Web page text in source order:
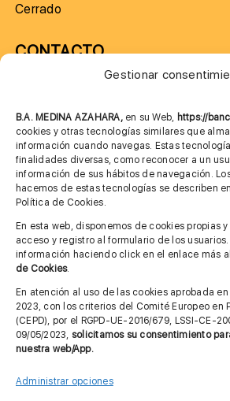
Gestionar
B.A. MEDINA AZAHARA, en su Web, https://
cookies y otras tecnologías similares que
información cuando navegas. Estas
finalidades diversas, como reconocer a un
información de sus hábitos de navegación.
hacemos de estas tecnologías se describen
Política de Cookies.
En esta web, disponemos de cookies propias
acceso y registro al formulario de los
información haciendo click en el enlace más
de Cookies.
En atención al uso de las cookies aprobada
2023, con los criterios del Comité Europeo en
(CEPD), por el RGPD-UE-2016/679, LSSI-CE-
09/05/2023, solicitamos su consentimiento
nuestra web/App.
Administrar opciones
Cerrado
CONTACTO
685 901 226
MÁS INFORMACIÓN
Aviso legal
Política de privacidad
Cita previa FAGA